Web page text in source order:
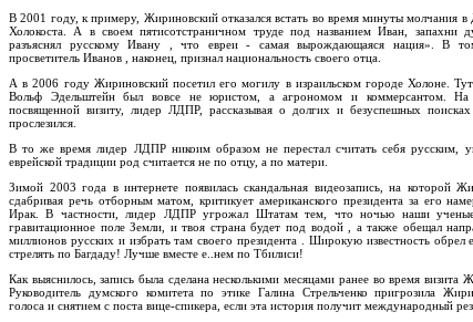
В 2001 году, к примеру, Жириновский отказался встать во время минуты молчания
Холокоста. А в своем пятисотстраничном труде под названием Иван,
разъяснял русскому Ивану , что евреи - самая вырождающаяся нация». В
просветитель Иванов , наконец, признал национальность своего отца.
А в 2006 году Жириновский посетил его могилу в израильском городе Холоне.
Вольф Эдельштейн был вовсе не юристом, а агрономом и коммерсантом. На
посвященной визиту, лидер ЛДПР, рассказывая о долгих и безуспешных
прослезился.
В то же время лидер ЛДПР никоим образом не перестал считать себя русским,
еврейской традиции род считается не по отцу, а по матери.
Зимой 2003 года в интернете появилась скандальная видеозапись, на которой
сдабривая речь отборным матом, критикует американского президента за его
Ирак. В частности, лидер ЛДПР угрожал Штатам тем, что ночью наши ученые
гравитационное поле Земли, и твоя страна будет под водой , а также обещал
миллионов русских и избрать там своего президента . Широкую известность обрел
стрелять по Багдаду! Лучше вместе е..нем по Тбилиси!
Как выяснилось, запись была сделана несколькими месяцами ранее во время визита
Руководитель думского комитета по этике Галина Стрельченко пригрозила
голоса и снятием с поста вице-спикера, если эта история получит международный